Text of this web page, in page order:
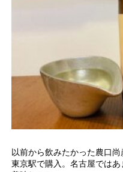
以前から飲みたかった農口尚
東京駅で購入。名古屋ではあ